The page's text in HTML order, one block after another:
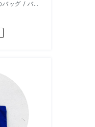
ピンクのシマシマワンコのバッグ / バッグ / miau!jau!